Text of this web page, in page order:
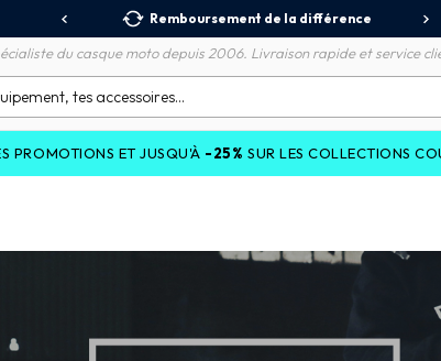
Remboursement de la différence
du casque moto depuis 2006. Livraison rapide et service
ET JUSQU'À -25%SUR LES COLLECTIONS